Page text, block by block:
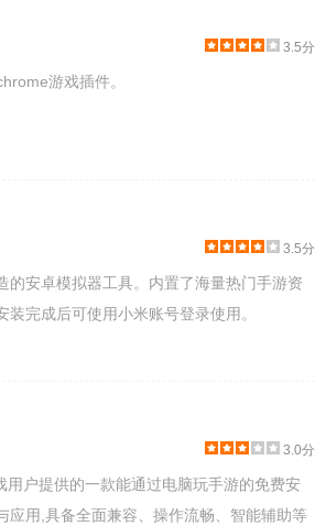
3.5分
游戏插件。
3.5分
安卓模拟器工具。内置了海量热门手游资
完成后可使用小米账号登录使用。
3.0分
户提供的一款能通过电脑玩手游的免费安
应用,具备全面兼容、操作流畅、智能辅助等